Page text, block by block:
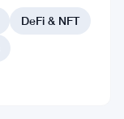
DeFi & NFT